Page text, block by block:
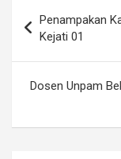
pos
Penampakan
Kejati 01
Dosen Unpam